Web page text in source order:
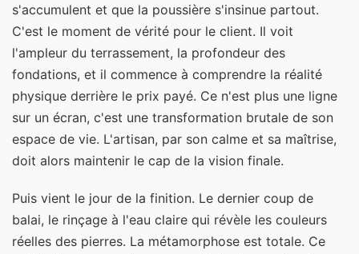
s'accumulent et que la poussière s'insinue partout.
C'est le moment de vérité pour le client. Il voit
l'ampleur du terrassement, la profondeur des
fondations, et il commence à comprendre la réalité
physique derrière le prix payé. Ce n'est plus une ligne
sur un écran, c'est une transformation brutale de son
espace de vie. L'artisan, par son calme et sa maîtrise,
doit alors maintenir le cap de la vision finale.
Puis vient le jour de la finition. Le dernier coup de
balai, le rinçage à l'eau claire qui révèle les couleurs
réelles des pierres. La métamorphose est totale. Ce